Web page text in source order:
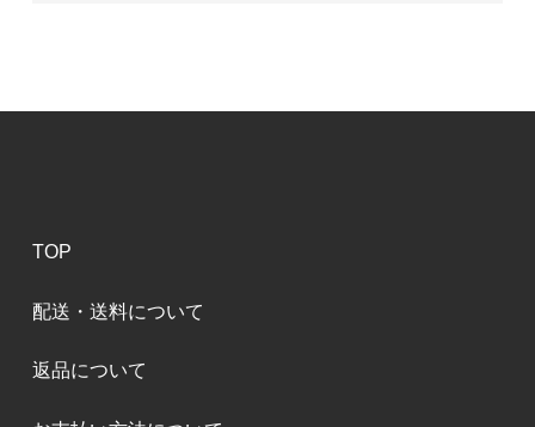
TOP
配送・送料について
返品について